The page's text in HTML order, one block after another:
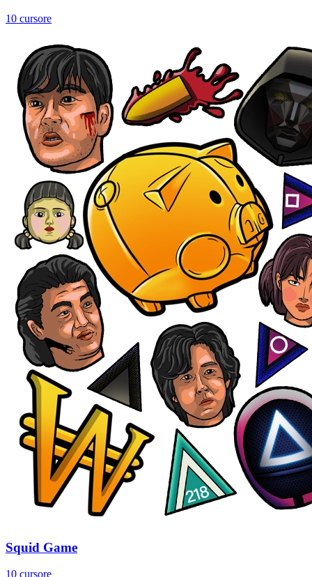
10 cursore
Squid Game
10 cursore